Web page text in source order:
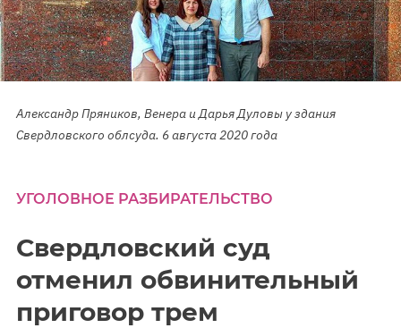
Александр Пряников, Венера и Дарья Дуловы у здания
Свердловского облсуда. 6 августа 2020 года
УГОЛОВНОЕ РАЗБИРАТЕЛЬСТВО
Свердловский суд
отменил обвинительный
приговор трем